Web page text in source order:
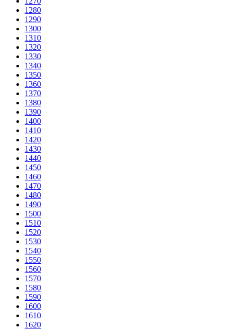
1280
1290
1300
1310
1320
1330
1340
1350
1360
1370
1380
1390
1400
1410
1420
1430
1440
1450
1460
1470
1480
1490
1500
1510
1520
1530
1540
1550
1560
1570
1580
1590
1600
1610
1620